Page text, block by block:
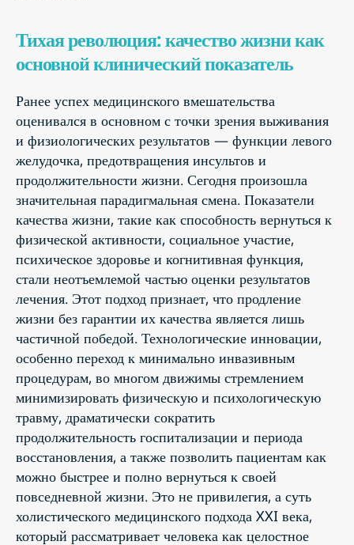
Тихая революция: качество жизни как
основной клинический показатель
Ранее успех медицинского вмешательства
оценивался в основном с точки зрения выживания
и физиологических результатов — функции левого
желудочка, предотвращения инсультов и
продолжительности жизни. Сегодня произошла
значительная парадигмальная смена. Показатели
качества жизни, такие как способность вернуться к
физической активности, социальное участие,
психическое здоровье и когнитивная функция,
стали неотъемлемой частью оценки результатов
лечения. Этот подход признает, что продление
жизни без гарантии их качества является лишь
частичной победой. Технологические инновации,
особенно переход к минимально инвазивным
процедурам, во многом движимы стремлением
минимизировать физическую и психологическую
травму, драматически сократить
продолжительность госпитализации и периода
восстановления, а также позволить пациентам как
можно быстрее и полно вернуться к своей
повседневной жизни. Это не привилегия, а суть
холистического медицинского подхода XXI века,
который рассматривает человека как целостное